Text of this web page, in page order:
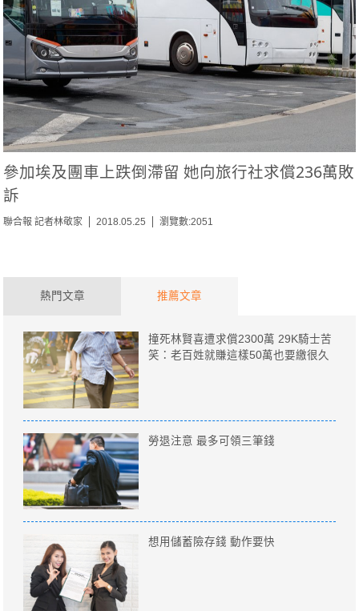
參加埃及團車上跌倒滯留 她向旅行社求償236萬敗
訴
聯合報 記者林敬家 2018.05.25 瀏覽數:2051
熱門文章 推薦文章
撞死林賢喜遭求償2300萬 29K騎士苦
笑：老百姓就賺這樣50萬也要繳很久
勞退注意 最多可領三筆錢
想用儲蓄險存錢 動作要快